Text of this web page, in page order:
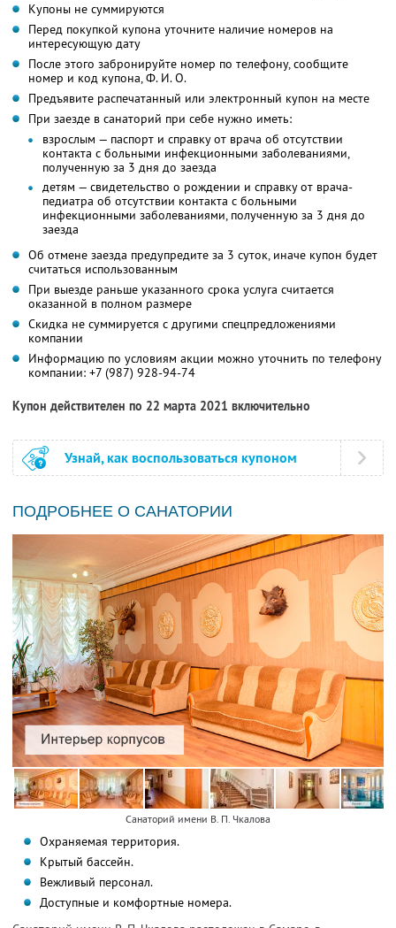
Купоны не суммируются
Перед покупкой купона уточните наличие номеров на
интересующую дату
После этого забронируйте номер по телефону, сообщите
номер и код купона,Ф. И. О.
Предъявите распечатанный или электронный купон на месте
При заезде в санаторий при себе нужно иметь:
взрослым — паспорт и справку от врача об отсутствии
контакта с больными инфекционными заболеваниями,
полученную за 3 дня до заезда
детям — свидетельство о рождении и справку от врача-
педиатра об отсутствии контакта с больными
инфекционными заболеваниями, полученную за 3 дня до
заезда
Об отмене заезда предупредите за 3 суток, иначе купон будет
считаться использованным
При выезде раньше указанного срока услуга считается
оказанной в полном размере
Скидка не суммируется с другими спецпредложениями
компании
Информацию по условиям акции можно уточнить по телефону
компании: +7 (987) 928-94-74
Купон действителен по 22 марта 2021 включительно
Узнай, как воспользоваться купоном
ПОДРОБНЕЕ О САНАТОРИИ
Санаторий имени В. П. Чкалова
Охраняемая территория.
Крытый бассейн.
Вежливый персонал.
Доступные и комфортные номера.